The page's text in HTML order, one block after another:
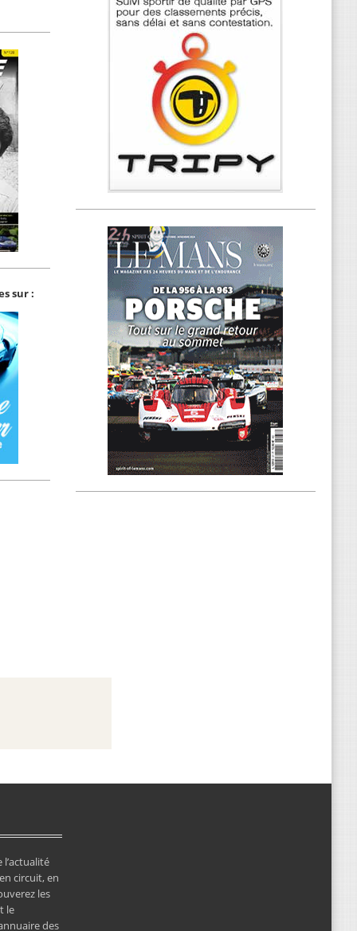
sur :
l’actualité
circuit, en
les
le
des